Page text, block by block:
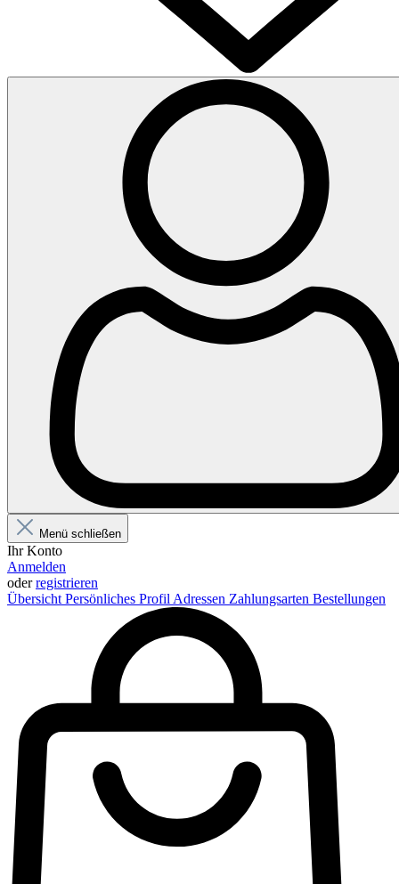
Menü schließen
Ihr Konto
Anmelden
oderregistrieren
Übersicht Persönliches Profil Adressen Zahlungsarten Bestellungen